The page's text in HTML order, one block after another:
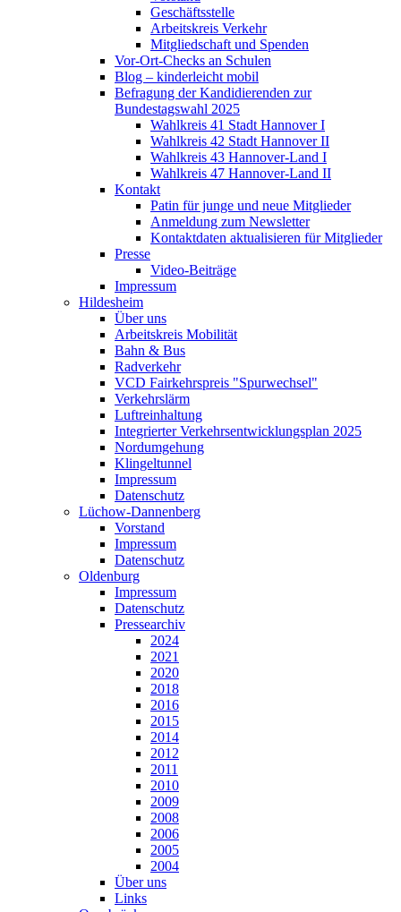
Geschäftsstelle
Arbeitskreis Verkehr
Mitgliedschaft und Spenden
Vor-Ort-Checks an Schulen
Blog – kinderleicht mobil
Befragung der Kandidierenden zur
Bundestagswahl 2025
Wahlkreis 41 Stadt Hannover I
Wahlkreis 42 Stadt Hannover II
Wahlkreis 43 Hannover-Land I
Wahlkreis 47 Hannover-Land II
Kontakt
Patin für junge und neue Mitglieder
Anmeldung zum Newsletter
Kontaktdaten aktualisieren für Mitglieder
Presse
Video-Beiträge
Impressum
Hildesheim
Über uns
Arbeitskreis Mobilität
Bahn & Bus
Radverkehr
VCD Fairkehrspreis "Spurwechsel"
Verkehrslärm
Luftreinhaltung
Integrierter Verkehrsentwicklungsplan 2025
Nordumgehung
Klingeltunnel
Impressum
Datenschutz
Lüchow-Dannenberg
Vorstand
Impressum
Datenschutz
Oldenburg
Impressum
Datenschutz
Pressearchiv
2024
2021
2020
2018
2016
2015
2014
2012
2011
2010
2009
2008
2006
2005
2004
Über uns
Links